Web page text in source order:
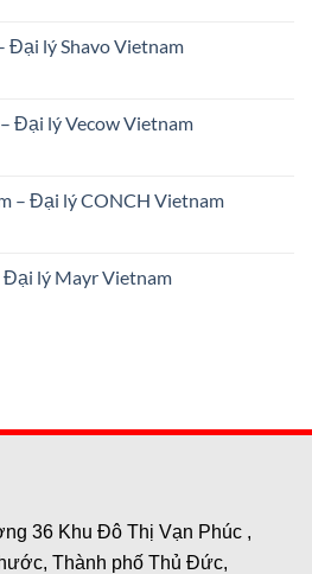
Đại lý Shavo Vietnam
Đại lý Vecow Vietnam
– Đại lý CONCH Vietnam
lý Mayr Vietnam
36 Khu Đô Thị Vạn Phúc ,
Thành phố Thủ Đức,